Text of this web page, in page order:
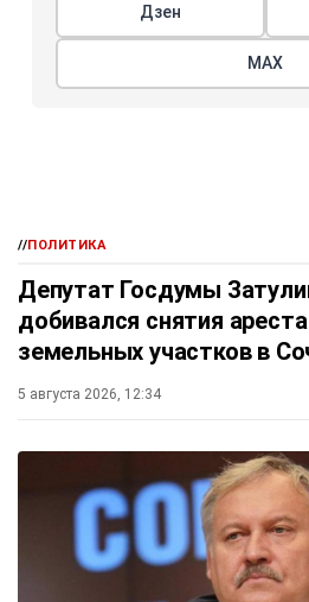
Дзен
МАХ
//ПОЛИТИКА
Депутат Госдумы
добивался снятия
земельных участков в
5 августа 2026, 12:34